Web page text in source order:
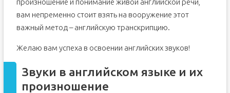
произношение и понимание живой английской речи,
вам непременно стоит взять на вооружение этот
важный метод – английскую транскрипцию.
Желаю вам успеха в освоении английских звуков!
Звуки в английском языке и их
произношение